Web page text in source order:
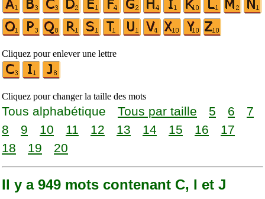
Cliquez pour enlever une lettre
Cliquez pour changer la taille des mots
Tous alphabétique Tous par taille 5 6
7
8
9 10 11 12 13 14 15 16
17
18
19 20
Il y a 949 mots contenant C, I et J